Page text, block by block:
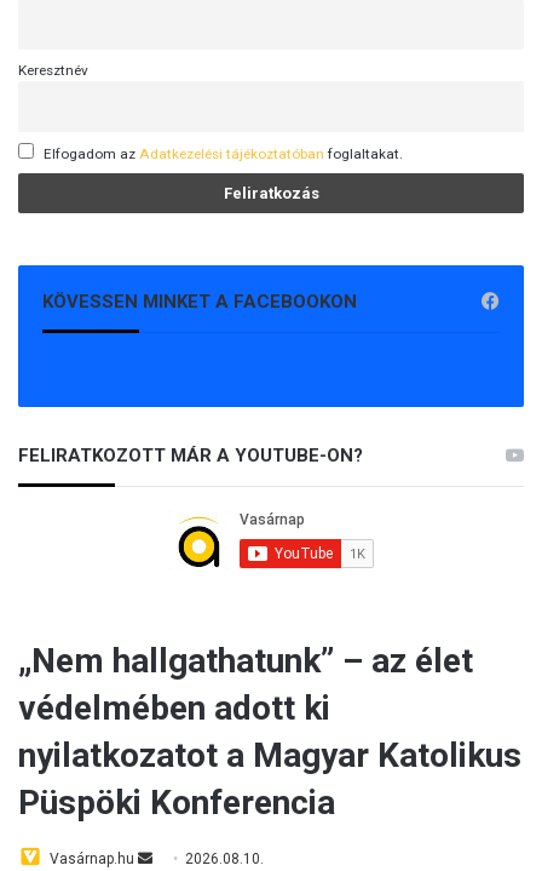
Keresztnév
Elfogadom az Adatkezelési tájékoztatóban foglaltakat.
KÖVESSEN MINKET A FACEBOOKON
FELIRATKOZOTT MÁR A YOUTUBE-ON?